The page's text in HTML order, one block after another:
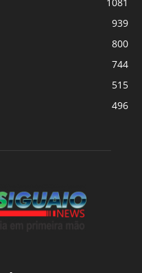
939
800
744
515
496